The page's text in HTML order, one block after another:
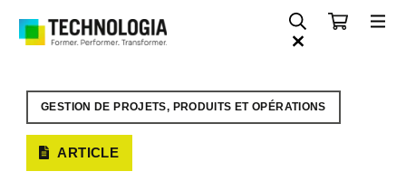
GESTION DE PROJETS, PRODUITS ET OPÉRATIONS
ARTICLE